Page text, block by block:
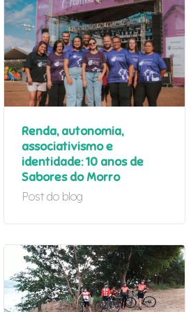
Renda, autonomia,
associativismo e
identidade: 10 anos de
Sabores do Morro
Post do blog